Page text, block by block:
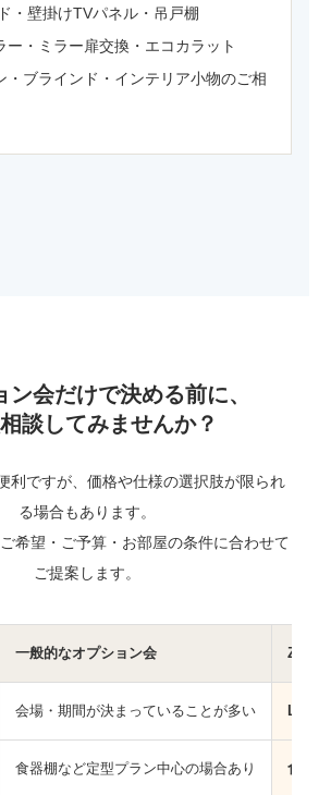
・壁掛けTVパネル・吊戸棚
ー・ミラー扉交換・エコカラット
・ブラインド・インテリア小物のご相
ン会だけで決める前に、
談してみませんか？
利ですが、価格や仕様の選択肢が限られ
る場合もあります。
希望・ご予算・お部屋の条件に合わせて
ご提案します。
一般的なオプション会
会場・期間が決まっていることが多い LINE
食器棚など定型プラン中心の場合あり 食器